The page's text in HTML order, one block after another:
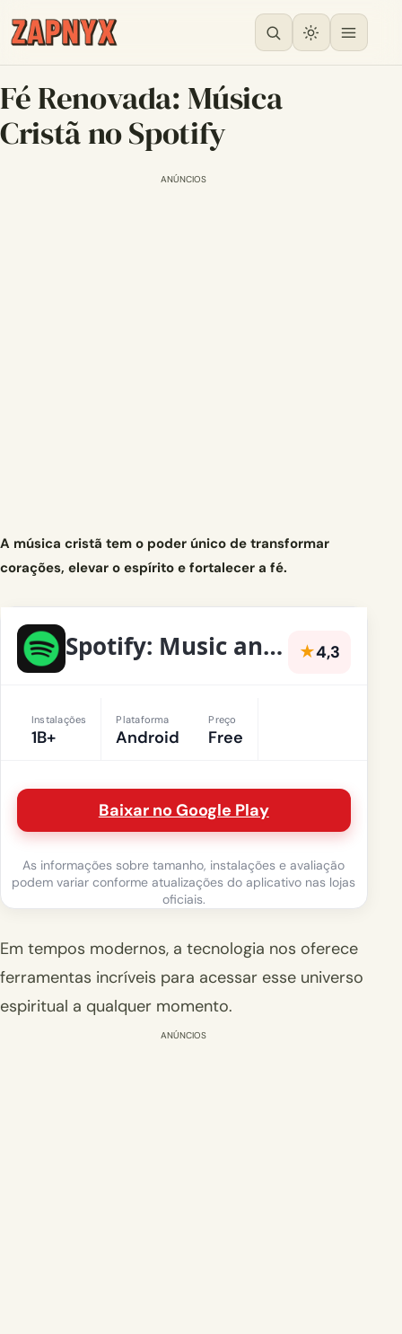
Fé Renovada: Música
Cristã no Spotify
ANÚNCIOS
A música cristã tem o poder único de transformar
corações, elevar o espírito e fortalecer a fé.
Spotify: Music and Podcasts ★4,3
Instalações
1B+
Plataforma
Android
Preço
Free
Baixar no Google Play
As informações sobre tamanho, instalações e avaliação
podem variar conforme atualizações do aplicativo nas lojas
oficiais.
Em tempos modernos, a tecnologia nos oferece
ferramentas incríveis para acessar esse universo
espiritual a qualquer momento.
ANÚNCIOS